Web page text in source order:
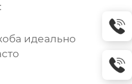
идеально